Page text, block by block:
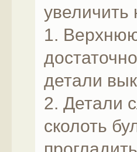
увеличить
1.
детали
2. Детали
сколоть